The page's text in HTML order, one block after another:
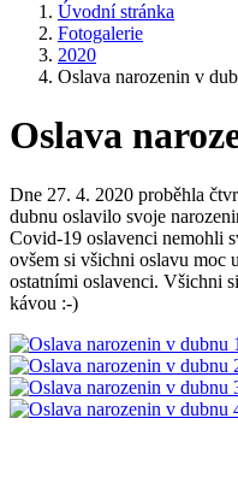
Úvodní stránka
Fotogalerie
2020
Oslava narozenin v
Oslava
Dne 27. 4. 2020 proběhla
dubnu oslavilo svoje
Covid-19 oslavenci nemohli
ovšem si všichni oslavu moc
ostatními oslavenci. Všichni
kávou :-)